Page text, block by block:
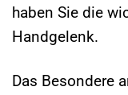
haben Sie die
Handgelenk.
Das Besondere